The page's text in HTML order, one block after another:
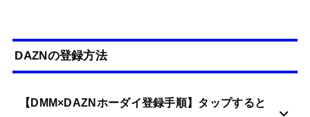
DAZNの登録方法
【DMM×DAZNホーダイ登録手順】タップすると